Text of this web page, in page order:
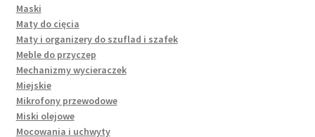
Maski
Maty do cięcia
Maty i organizery do szuflad i szafek
Meble do przyczep
Mechanizmy wycieraczek
Miejskie
Mikrofony przewodowe
Miski olejowe
Mocowania i uchwyty